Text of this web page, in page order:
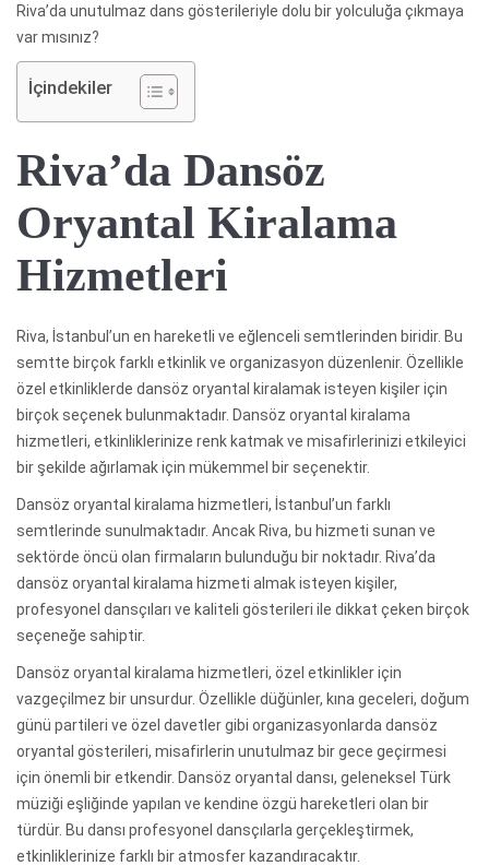
Riva’da unutulmaz dans gösterileriyle dolu bir yolculuğa çıkmaya
var mısınız?
İçindekiler
Riva’da Dansöz
Oryantal Kiralama
Hizmetleri
Riva, İstanbul’un en hareketli ve eğlenceli semtlerinden biridir. Bu
semtte birçok farklı etkinlik ve organizasyon düzenlenir. Özellikle
özel etkinliklerde dansöz oryantal kiralamak isteyen kişiler için
birçok seçenek bulunmaktadır. Dansöz oryantal kiralama
hizmetleri, etkinliklerinize renk katmak ve misafirlerinizi etkileyici
bir şekilde ağırlamak için mükemmel bir seçenektir.
Dansöz oryantal kiralama hizmetleri, İstanbul’un farklı
semtlerinde sunulmaktadır. Ancak Riva, bu hizmeti sunan ve
sektörde öncü olan firmaların bulunduğu bir noktadır. Riva’da
dansöz oryantal kiralama hizmeti almak isteyen kişiler,
profesyonel dansçıları ve kaliteli gösterileri ile dikkat çeken birçok
seçeneğe sahiptir.
Dansöz oryantal kiralama hizmetleri, özel etkinlikler için
vazgeçilmez bir unsurdur. Özellikle düğünler, kına geceleri, doğum
günü partileri ve özel davetler gibi organizasyonlarda dansöz
oryantal gösterileri, misafirlerin unutulmaz bir gece geçirmesi
için önemli bir etkendir. Dansöz oryantal dansı, geleneksel Türk
müziği eşliğinde yapılan ve kendine özgü hareketleri olan bir
türdür. Bu dansı profesyonel dansçılarla gerçekleştirmek,
etkinliklerinize farklı bir atmosfer kazandıracaktır.